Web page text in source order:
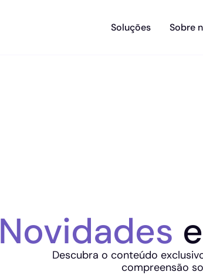
Soluções Sobre
Novidades
Descubra o conteúdo
compreensão